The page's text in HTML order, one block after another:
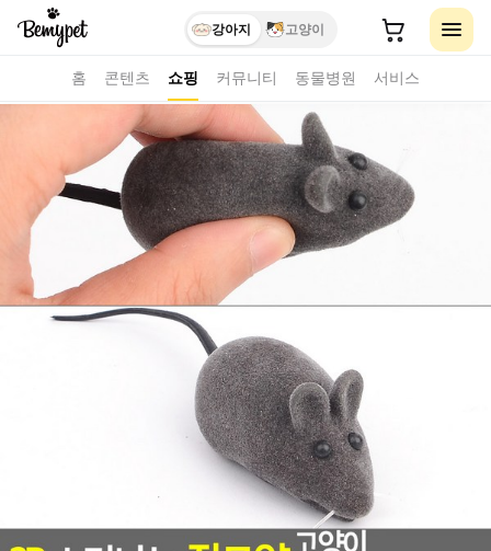
강아지 고양이
홈 콘텐츠 쇼핑 커뮤니티 동물병원 서비스